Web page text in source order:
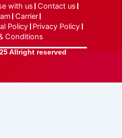
with us Contact us
Carrier
Policy Privacy Policy
Conditions
Allright reserved